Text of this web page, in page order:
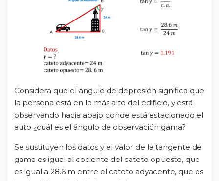
Considera que el ángulo de depresión significa que
la persona está en lo más alto del edificio, y está
observando hacia abajo donde está estacionado el
auto ¿cuál es el ángulo de observación gama?
Se sustituyen los datos y el valor de la tangente de
gama es igual al cociente del cateto opuesto, que
es igual a 28.6 m entre el cateto adyacente, que es